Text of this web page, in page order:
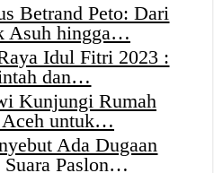
Betrand Peto: Dari
Asuh hingga…
Idul Fitri 2023 :
dan…
Kunjungi Rumah
Aceh untuk…
Ada Dugaan
Paslon…